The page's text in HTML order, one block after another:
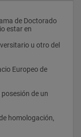
estar en
u otro del
Europeo de
de un
homologación,